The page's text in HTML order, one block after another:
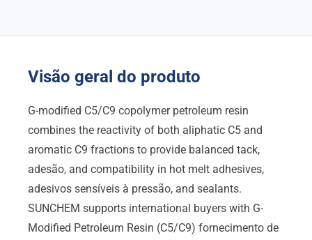
Visão geral do produto
G-modified C5/C9 copolymer petroleum resin
combines the reactivity of both aliphatic C5 and
aromatic C9 fractions to provide balanced tack,
adesão, and compatibility in hot melt adhesives,
adesivos sensíveis à pressão, and sealants.
SUNCHEM supports international buyers with G-
Modified Petroleum Resin (C5/C9) fornecimento de